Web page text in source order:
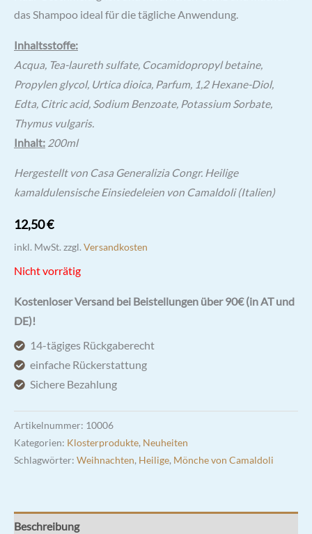
das Shampoo ideal für die tägliche Anwendung.
Inhaltsstoffe:
Acqua, Tea-laureth sulfate, Cocamidopropyl betaine,
Propylen glycol, Urtica dioica, Parfum, 1,2 Hexane-Diol,
Edta, Citric acid, Sodium Benzoate, Potassium Sorbate,
Thymus vulgaris.
Inhalt: 200ml
Hergestellt von Casa Generalizia Congr. Heilige
kamaldulensische Einsiedeleien von Camaldoli (Italien)
12,50€
inkl. MwSt.zzgl.Versandkosten
Nicht vorrätig
Kostenloser Versand bei Beistellungen über 90€ (in AT und
DE)!
14-tägiges Rückgaberecht
einfache Rückerstattung
Sichere Bezahlung
Artikelnummer: 10006
Kategorien: Klosterprodukte, Neuheiten
Schlagwörter: Weihnachten, Heilige, Mönche von Camaldoli
Beschreibung